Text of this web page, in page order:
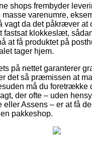
shops frembyder
masse varenumre,
vagt da det påkræver at
fastsat klokkeslæt,
at få produktet på
tager hjem.
på nettet garanterer
det så præmissen at
må du foretrække
der ofte – uden
eller Assens – er at få
pakkeshop.